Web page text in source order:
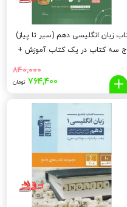
زبان انگلیسی دهم (سیر تا پیاز)
سه کتاب در یک کتاب آموزش +
۸۴۰,۰۰۰
قیمت
اصلی:
۸۴۰,۰۰۰
تومان
بود.
۷۶۴,۴۰۰ تومان